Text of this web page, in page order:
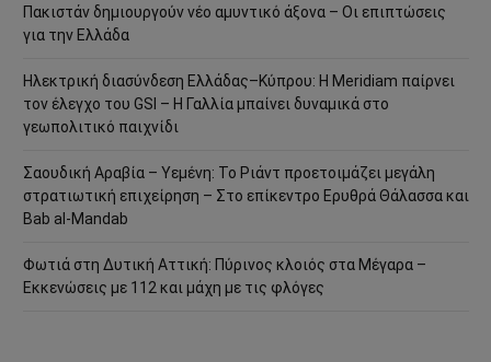
Πακιστάν δημιουργούν νέο αμυντικό άξονα – Οι επιπτώσεις
για την Ελλάδα
Ηλεκτρική διασύνδεση Ελλάδας–Κύπρου: Η Meridiam παίρνει
τον έλεγχο του GSI – Η Γαλλία μπαίνει δυναμικά στο
γεωπολιτικό παιχνίδι
Σαουδική Αραβία – Υεμένη: Το Ριάντ προετοιμάζει μεγάλη
στρατιωτική επιχείρηση – Στο επίκεντρο Ερυθρά Θάλασσα και
Bab al-Mandab
Φωτιά στη Δυτική Αττική: Πύρινος κλοιός στα Μέγαρα –
Εκκενώσεις με 112 και μάχη με τις φλόγες